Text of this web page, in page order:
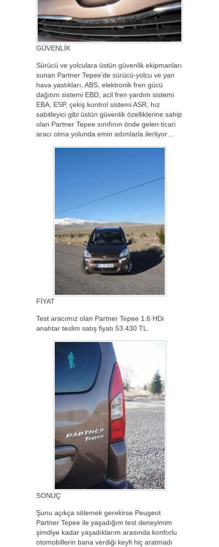
GÜVENLİK
Sürücü ve yolculara üstün güvenlik ekipmanları
sunan Partner Tepee’de sürücü-yolcu ve yan
hava yastıkları, ABS, elektronik fren gücü
dağıtım sistemi EBD, acil fren yardım sistemi
EBA, ESP, çekiş kontrol sistemi ASR, hız
sabitleyici gibi üstün güvenlik özelliklerine sahip
olan Partner Tepee sınıfının önde gelen ticari
aracı olma yolunda emin adımlarla ilerliyor…
FİYAT
Test aracımız olan Partner Tepee 1.6 HDi
anahtar teslim satış fiyatı 53.430 TL.
SONUÇ
Şunu açıkça sölemek gerekirse Peugeot
Partner Tepee ile yaşadığım test deneyimim
şimdiye kadar yaşadıklarım arasında konforlu
otomobillerin bana verdiği keyfi hiç aratmadı